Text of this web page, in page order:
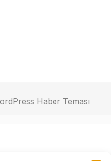
Haber Teması